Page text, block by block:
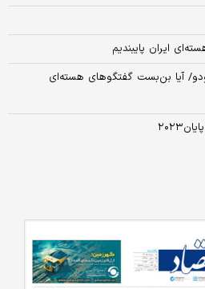
ایران پایبندیم
آیا بن‌بست گفتگوهای هسته‌ای